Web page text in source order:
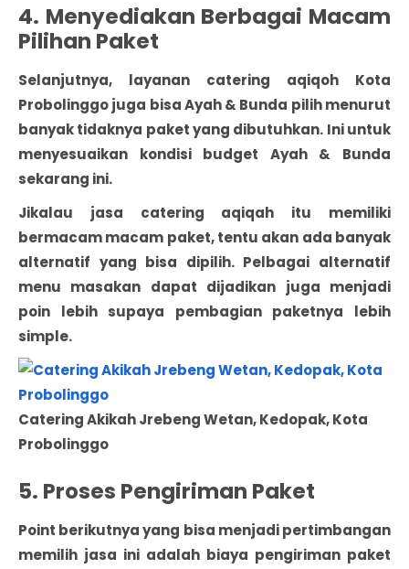
4. Menyediakan Berbagai Macam
Pilihan Paket
Selanjutnya, layanan catering aqiqoh Kota
Probolinggo juga bisa Ayah & Bunda pilih menurut
banyak tidaknya paket yang dibutuhkan. Ini untuk
menyesuaikan kondisi budget Ayah & Bunda
sekarang ini.
Jikalau jasa catering aqiqah itu memiliki
bermacam macam paket, tentu akan ada banyak
alternatif yang bisa dipilih. Pelbagai alternatif
menu masakan dapat dijadikan juga menjadi
poin lebih supaya pembagian paketnya lebih
simple.
Catering Akikah Jrebeng Wetan, Kedopak, Kota
Probolinggo
5. Proses Pengiriman Paket
Point berikutnya yang bisa menjadi pertimbangan
memilih jasa ini adalah biaya pengiriman paket